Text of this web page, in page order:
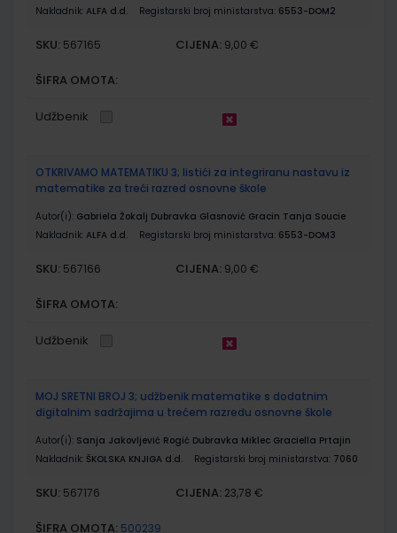
Nakladnik: ALFA d.d. Registarski broj ministarstva: 6553-DOM2
SKU: 567165 CIJENA: 9,00 €
ŠIFRA OMOTA:
Udžbenik
OTKRIVAMO MATEMATIKU 3; listići za integriranu nastavu iz
matematike za treći razred osnovne škole
Autor(i): Gabriela Žokalj Dubravka Glasnović Gracin Tanja Soucie
Nakladnik: ALFA d.d. Registarski broj ministarstva: 6553-DOM3
SKU: 567166 CIJENA: 9,00 €
ŠIFRA OMOTA:
Udžbenik
MOJ SRETNI BROJ 3; udžbenik matematike s dodatnim
digitalnim sadržajima u trećem razredu osnovne škole
Autor(i): Sanja Jakovljević Rogić Dubravka Miklec Graciella Prtajin
Nakladnik: ŠKOLSKA KNJIGA d.d. Registarski broj ministarstva: 7060
SKU: 567176 CIJENA: 23,78 €
ŠIFRA OMOTA: 500239